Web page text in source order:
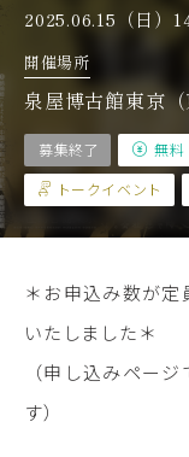
2025.06.15（日）
開催場所
泉屋博古館東京（
募集終了 無料
トークイベント
＊お申込み数が定
いたしました＊
（申し込みペー
す）